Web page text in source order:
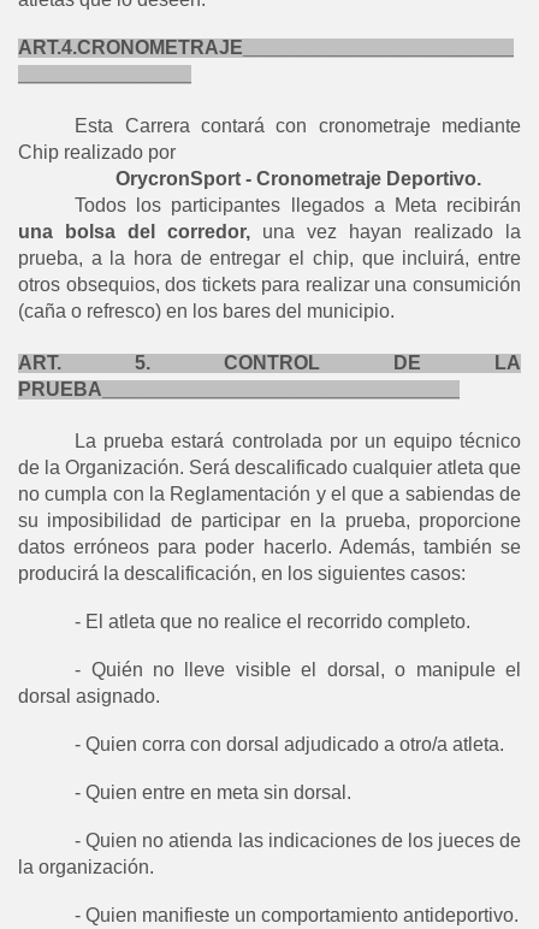
ART.4.CRONOMETRAJE_________________________
Esta Carrera contará con cronometraje mediante
Chip realizado por
OrycronSport - Cronometraje Deportivo.
Todos los participantes llegados a Meta recibirán
una bolsa del corredor, una vez hayan realizado la
prueba, a la hora de entregar el chip, que incluirá, entre
otros obsequios, dos tickets para realizar una consumición
(caña o refresco) en los bares del municipio.
ART. 5. CONTROL DE LA
PRUEBA_________________________________
La prueba estará controlada por un equipo técnico
de la Organización. Será descalificado cualquier atleta que
no cumpla con la Reglamentación y el que a sabiendas de
su imposibilidad de participar en la prueba, proporcione
datos erróneos para poder hacerlo. Además, también se
producirá la descalificación, en los siguientes casos:
- El atleta que no realice el recorrido completo.
- Quién no lleve visible el dorsal, o manipule el
dorsal asignado.
- Quien corra con dorsal adjudicado a otro/a atleta.
- Quien entre en meta sin dorsal.
- Quien no atienda las indicaciones de los jueces de
la organización.
- Quien manifieste un comportamiento antideportivo.